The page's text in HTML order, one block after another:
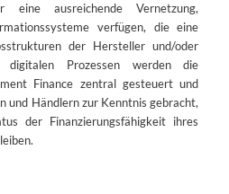
eine ausreichende Vernetzung,
verfügen, die eine
der Hersteller und/oder
digitalen Prozessen werden die
Finance zentral gesteuert und
und Händlern zur Kenntnis gebracht,
der Finanzierungsfähigkeit ihres